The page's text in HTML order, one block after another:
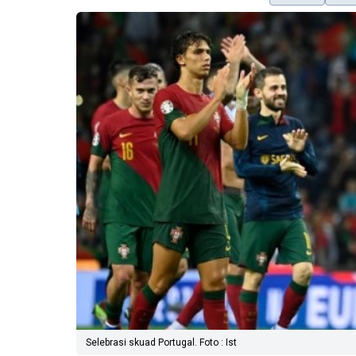
Selebrasi skuad Portugal. Foto : Ist